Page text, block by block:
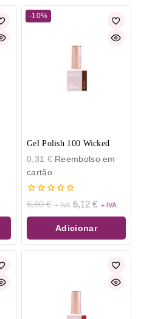
-10%
Gel Polish 100 Wicked
0,31 €Reembolso em
cartão
0
de
5
6,80€ 6,12 €
Adicionar